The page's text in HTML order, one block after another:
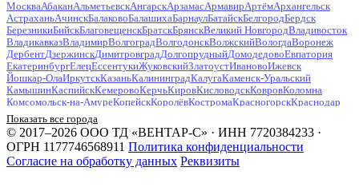
МоскваАбаканАльметьевскАнгарскАрзамасАрмавирАртёмАрхангельск
АстраханьАчинскБалаковоБалашихаБарнаулБатайскБелгородБердск
БерезникиБийскБлаговещенскБратскБрянскВеликий НовгородВладивосток
ВладикавказВладимирВолгоградВолгодонскВолжскийВологдаВоронеж
ДербентДзержинскДимитровградДолгопрудныйДомодедовоЕвпатория
ЕкатеринбургЕлецЕссентукиЖуковскийЗлатоустИвановоИжевск
Йошкар-ОлаИркутскКазаньКалининградКалугаКаменск-Уральский
КамышинКаспийскКемеровоКерчьКировКисловодскКовровКоломна
Комсомольск-на-АмуреКопейскКоролёвКостромаКрасногорскКраснодар
Красноярск
МахачкалаМиассМурманск МуромМытищи Набережные ЧелныНальчик
Находка
Невинномысск Нефтекамск НефтеюганскНижневартовскНижнекамск
Нижний НовгородНижний ТагилНовокузнецкНовокуйбышевск
НовомосковскНовороссийск НовосибирскНовочебоксарск
Показать все города
© 2017–2026 ООО ТД «ВЕНТАР-С» · ИНН 7720384233 ·
ОГРН 1177746568911 Политика конфиденциальности
Согласие на обработку данных Реквизиты